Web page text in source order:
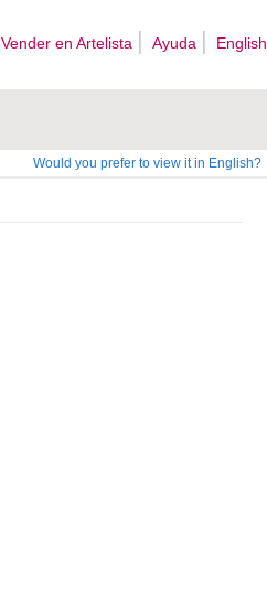
Vender en Artelista Ayuda English
Would you prefer to view it in English?